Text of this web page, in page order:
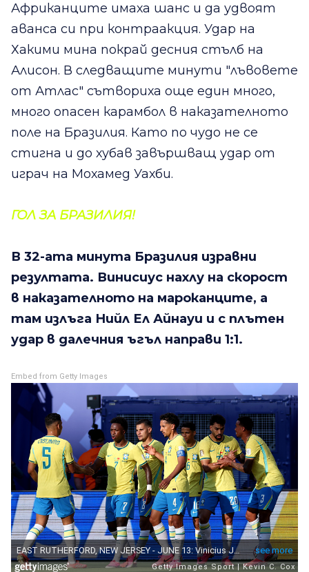
Африканците имаха шанс и да удвоят
аванса си при контраакция. Удар на
Хакими мина покрай десния стълб на
Алисон. В следващите минути "лъвовете
от Атлас" сътвориха още един много,
много опасен карамбол в наказателното
поле на Бразилия. Като по чудо не се
стигна и до хубав завършващ удар от
играч на Мохамед Уахби.
ГОЛ ЗА БРАЗИЛИЯ!
В 32-ата минута Бразилия изравни
резултата. Винисиус нахлу на скорост
в наказателното на мароканците, а
там излъга Нийл Ел Айнауи и с плътен
удар в далечния ъгъл направи 1:1.
Embed from Getty Images